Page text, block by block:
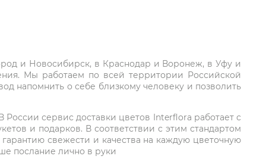
и Новосибирск, в Краснодар и Воронеж, в Уфу и
Мы работаем по всей территории Российской
напомнить о себе близкому человеку и позволить
сервис доставки цветов Interflora работает с
и подарков. В соответствии с этим стандартом
свежести и качества на каждую цветочную
послание лично в руки